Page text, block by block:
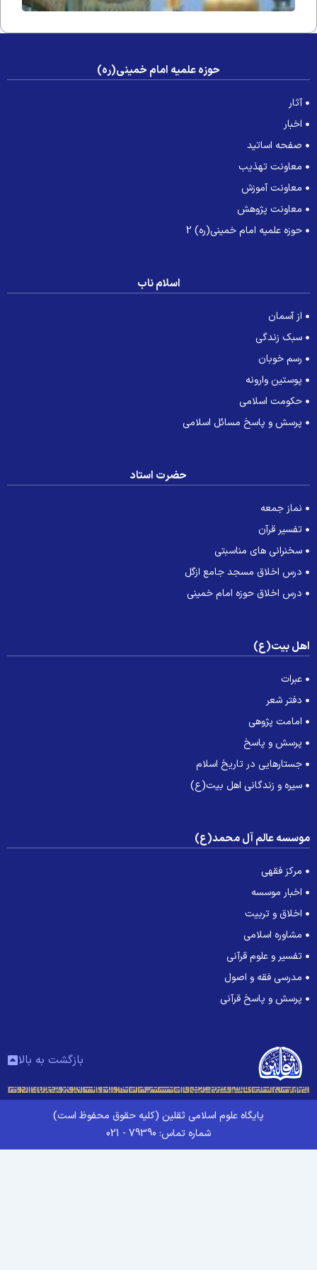
حوزه علمیه امام خمینی(ره)
آثار
اخبار
صفحه اساتید
معاونت تهذیب
معاونت آموزش
معاونت پژوهش
حوزه علمیه امام خمینی(ره) 2
اسلام ناب
از آسمان
سبک زندگی
رسم خوبان
پوستین وارونه
حکومت اسلامی
پرسش و پاسخ مسائل اسلامی
حضرت استاد
نماز جمعه
تفسیر قرآن
سخنرانی های مناسبتی
درس اخلاق مسجد جامع ازگل
درس اخلاق حوزه امام خمینی
بیت(ع)
عبرات
دفتر شعر
امامت پژوهی
پرسش و پاسخ
جستارهایی در تاریخ اسلام
سیره و زندگانی اهل بیت(ع)
عالم آل محمد(ع)
مرکز فقهی
اخبار موسسه
اخلاق و تربیت
مشاوره اسلامی
تفسیر و علوم قرآنی
مدرسی فقه و اصول
پرسش و پاسخ قرآنی
بازگشت به بالا
پایگاه علوم اسلامی ثقلین (کلیه حقوق محفوظ است)
شماره تماس: 79390 - 021